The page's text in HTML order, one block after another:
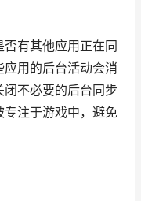
有其他应用正在同
用的后台活动会消
不必要的后台同步
注于游戏中，避免